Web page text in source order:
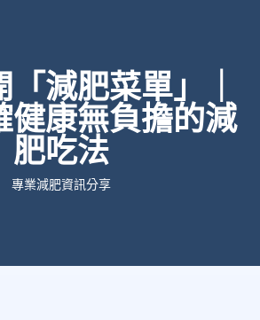
減肥菜單」｜
健康無負擔的減
肥吃法
專業減肥資訊分享